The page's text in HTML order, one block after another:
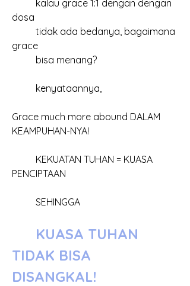
dosa
grace
	bisa menang?
	kenyataannya,
Grace much more abound DALAM
KEAMPUHAN-NYA!
PENCIPTAAN
	SEHINGGA
KUASA TUHAN
TIDAK BISA
DISANGKAL!